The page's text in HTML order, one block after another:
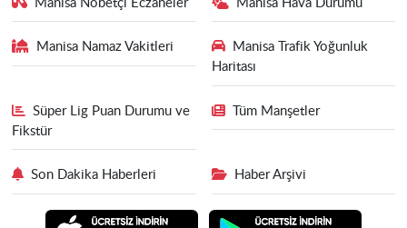
Manisa Nöbetçi Eczaneler Manisa Hava Durumu
Manisa Namaz Vakitleri
Manisa Trafik Yoğunluk
Haritası
Süper Lig Puan Durumu ve
Fikstür
Tüm Manşetler
Son Dakika Haberleri Haber Arşivi